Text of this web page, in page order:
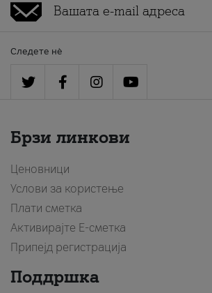
Следете нè
Брзи линкови
Ценовници
Услови за користење
Плати сметка
Активирајте Е-сметка
Припејд регистрација
Поддршка